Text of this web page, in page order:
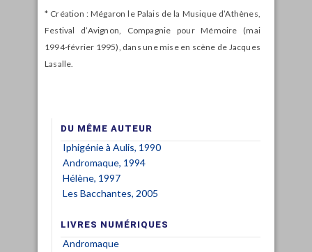
* Création : Mégaron le Palais de la Musique d’Athènes,
Festival d’Avignon, Compagnie pour Mémoire (mai
1994-février 1995), dans une mise en scène de Jacques
Lasalle.
DU MÊME AUTEUR
Iphigénie à Aulis, 1990
Andromaque, 1994
Hélène, 1997
Les Bacchantes, 2005
LIVRES NUMÉRIQUES
Andromaque